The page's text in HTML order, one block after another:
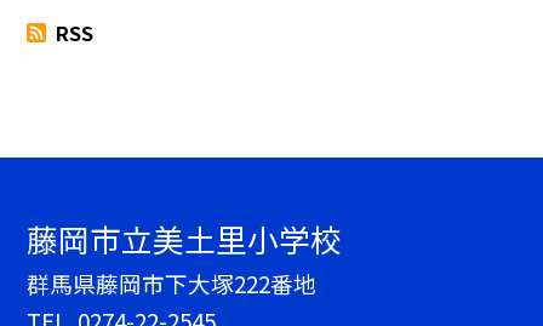
RSS
藤岡市立美土里小学校
群馬県藤岡市下大塚222番地